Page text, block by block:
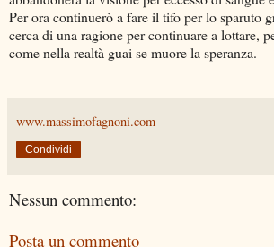
Per ora continuerò a fare il tifo per lo sparuto
cerca di una ragione per continuare a lottare,
come nella realtà guai se muore la speranza.
www.massimofagnoni.com
Condividi
Nessun commento:
Posta un commento